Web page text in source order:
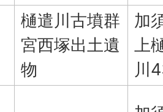
樋遣川古墳群
宮西塚出土遺
物
加
上
川